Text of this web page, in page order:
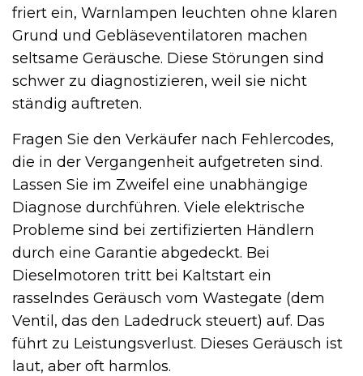
friert ein, Warnlampen leuchten ohne klaren
Grund und Gebläseventilatoren machen
seltsame Geräusche. Diese Störungen sind
schwer zu diagnostizieren, weil sie nicht
ständig auftreten.
Fragen Sie den Verkäufer nach Fehlercodes,
die in der Vergangenheit aufgetreten sind.
Lassen Sie im Zweifel eine unabhängige
Diagnose durchführen. Viele elektrische
Probleme sind bei zertifizierten Händlern
durch eine Garantie abgedeckt. Bei
Dieselmotoren tritt bei Kaltstart ein
rasselndes Geräusch vom Wastegate (dem
Ventil, das den Ladedruck steuert) auf. Das
führt zu Leistungsverlust. Dieses Geräusch ist
laut, aber oft harmlos.